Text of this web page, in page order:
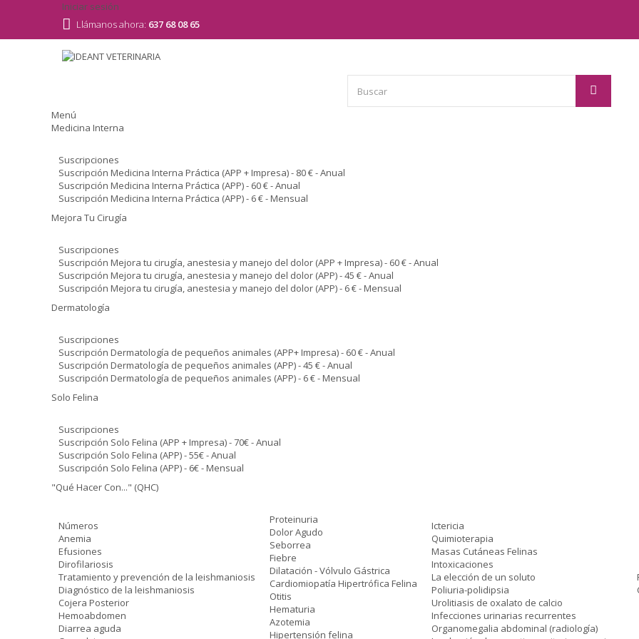
Iniciar sesión
Llámanos ahora: 637 68 08 65
Menú
Medicina Interna
Suscripciones
Suscripción Medicina Interna Práctica (APP + Impresa) - 80 € - Anual
Suscripción Medicina Interna Práctica (APP) - 60 € - Anual
Suscripción Medicina Interna Práctica (APP) - 6 € - Mensual
Mejora Tu Cirugía
Suscripciones
Suscripción Mejora tu cirugía, anestesia y manejo del dolor (APP + Impresa) - 60 € - Anual
Suscripción Mejora tu cirugía, anestesia y manejo del dolor (APP) - 45 € - Anual
Suscripción Mejora tu cirugía, anestesia y manejo del dolor (APP) - 6 € - Mensual
Dermatología
Suscripciones
Suscripción Dermatología de pequeños animales (APP+ Impresa) - 60 € - Anual
Suscripción Dermatología de pequeños animales (APP) - 45 € - Anual
Suscripción Dermatología de pequeños animales (APP) - 6 € - Mensual
Solo Felina
Suscripciones
Suscripción Solo Felina (APP + Impresa) - 70€ - Anual
Suscripción Solo Felina (APP) - 55€ - Anual
Suscripción Solo Felina (APP) - 6€ - Mensual
"Qué Hacer Con..." (QHC)
Números
Anemia
Efusiones
Dirofilariosis
Tratamiento y prevención de la leishmaniosis
Diagnóstico de la leishmaniosis
Cojera Posterior
Hemoabdomen
Diarrea aguda
Proteinuria
Dolor Agudo
Seborrea
Fiebre
Dilatación - Vólvulo Gástrica
Cardiomiopatía Hipertrófica Felina
Otitis
Hematuria
Azotemia
Hipertensión felina
Ictericia
Quimioterapia
Masas Cutáneas Felinas
Intoxicaciones
La elección de un soluto
Poliuria-polidipsia
Urolitiasis de oxalato de calcio
Infecciones urinarias recurrentes
Organomegalia abdominal (radiología)